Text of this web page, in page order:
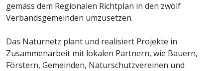
gemäss dem Regionalen Richtplan in den zwölf
Verbandsgemeinden umzusetzen.
Das Naturnetz plant und realisiert Projekte in
Zusammenarbeit mit lokalen Partnern, wie Bauern,
Förstern, Gemeinden, Naturschutzvereinen und